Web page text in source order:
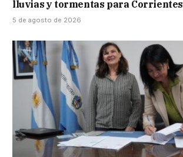
lluvias y tormentas para Corrientes
5 de agosto de 2026